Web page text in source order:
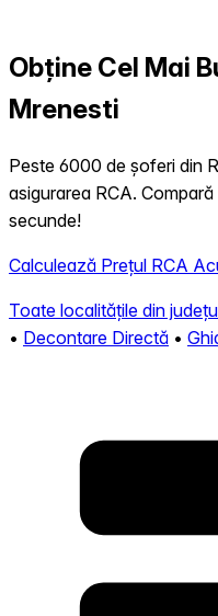
Obține Cel Mai
Mrenesti
Peste 6000 de șoferi din
asigurarea RCA.
secunde!
Calculează Prețul RCA
Toate localitățile din
• Decontare Directă •